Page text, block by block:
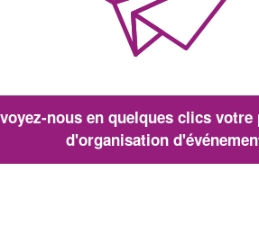
nous en quelques clics
d'organisation